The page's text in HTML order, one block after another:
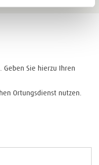
Geben Sie hierzu Ihren
Ortungsdienst nutzen.